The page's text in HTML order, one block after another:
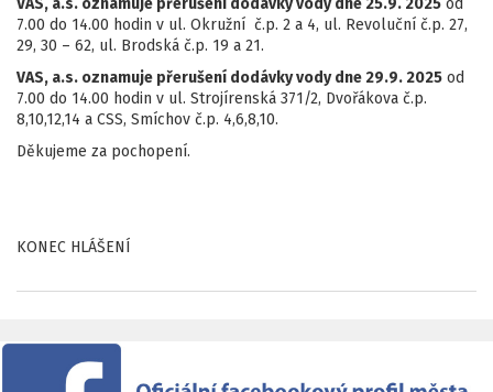
VAS, a.s. oznamuje přerušení dodávky vody dne 25.9. 2025 od
7.00 do 14.00 hodin v ul. Okružní č.p. 2 a 4, ul. Revoluční č.p. 27,
29, 30 – 62, ul. Brodská č.p. 19 a 21.
VAS, a.s. oznamuje přerušení dodávky vody dne 29.9. 2025 od
7.00 do 14.00 hodin v ul. Strojírenská 371/2, Dvořákova č.p.
8,10,12,14 a CSS, Smíchov č.p. 4,6,8,10.
Děkujeme za pochopení.
KONEC HLÁŠENÍ